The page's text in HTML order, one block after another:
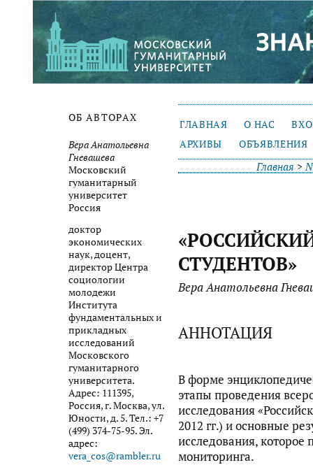
ОБ АВТОРАХ
Вера Анатольевна
Гневашева
Московский
гуманитарный
университет
Россия
доктор
экономических
наук, доцент,
директор Центра
социологии
молодежи
Института
фундаментальных и
прикладных
исследований
Московского
гуманитарного
университета.
Адрес: 111395,
Россия, г. Москва, ул.
Юности, д. 5. Тел.: +7
(499) 374-75-95. Эл.
адрес:
vera_cos@rambler.ru
ГЛАВНАЯ О НАС
АРХИВЫ
ОБЪЯВЛЕНИЯ
Главная >
СТУДЕНТОВ»
Вера Анатольевна
АННОТАЦИЯ
В форме
этапы проведения
исследования
2012 гг.) и основные
исследования, которое
мониторинга.